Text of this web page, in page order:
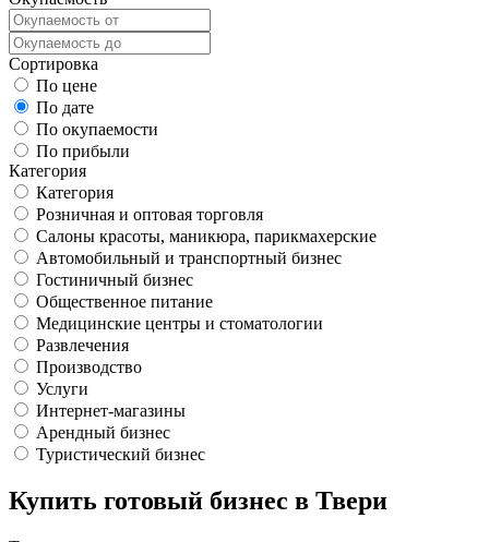
Сортировка
По цене
По дате
По окупаемости
По прибыли
Категория
Категория
Розничная и оптовая торговля
Салоны красоты, маникюра, парикмахерские
Автомобильный и транспортный бизнес
Гостиничный бизнес
Общественное питание
Медицинские центры и стоматологии
Развлечения
Производство
Услуги
Интернет-магазины
Арендный бизнес
Туристический бизнес
Купить готовый бизнес в Твери